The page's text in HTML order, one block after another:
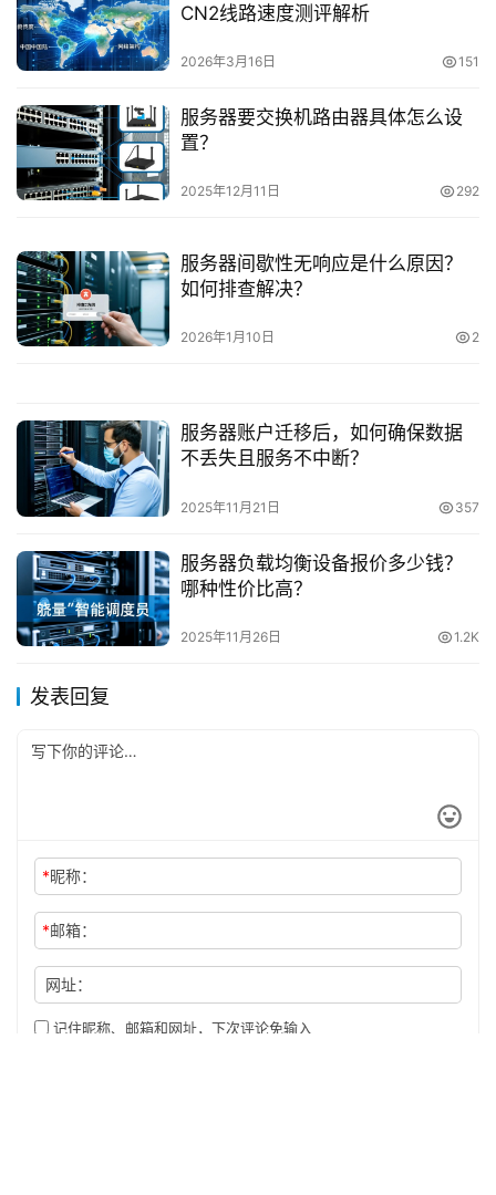
CN2线路速度测评解析
2026年3月16日 151
服务器要交换机路由器具体怎么设
置？
2025年12月11日 292
服务器间歇性无响应是什么原因？
如何排查解决？
2026年1月10日 2
服务器账户迁移后，如何确保数据
不丢失且服务不中断？
2025年11月21日 357
服务器负载均衡设备报价多少钱？
哪种性价比高？
2025年11月26日 1.2K
发表回复
*昵称：
*邮箱：
网址：
记住昵称、邮箱和网址，下次评论免输入